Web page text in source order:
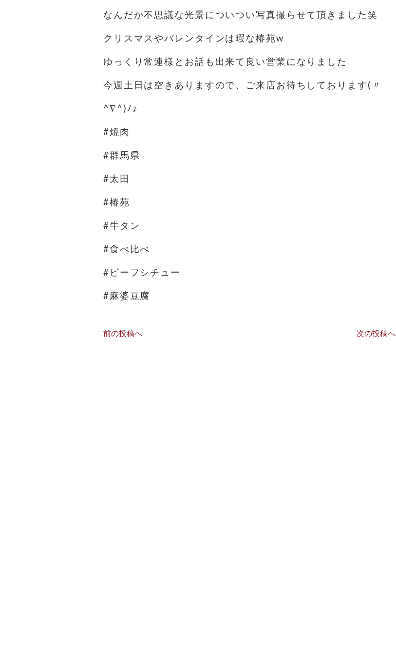
なんだか不思議な光景についつい写真撮らせて頂きました笑
クリスマスやバレンタインは暇な椿苑w
ゆっくり常連様とお話も出来て良い営業になりました
今週土日は空きありますので、ご来店お待ちしております(〃
^∇^)ﾉ♪
#焼肉
#群馬県
#太田
#椿苑
#牛タン
#食べ比べ
#ビーフシチュー
#麻婆豆腐
前の投稿へ 次の投稿へ